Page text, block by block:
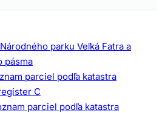
parku Veľká Fatra a
pásma
parciel podľa katastra
C
parciel podľa katastra